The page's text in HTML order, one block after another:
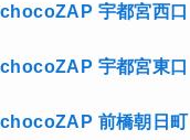
chocoZAP 宇都宮西口
chocoZAP 宇都宮東口
chocoZAP 前橋朝日町